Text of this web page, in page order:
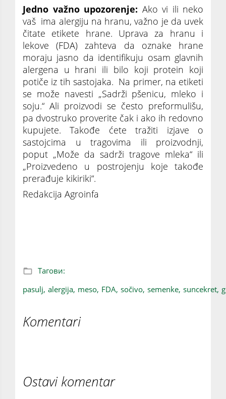
Jedno važno upozorenje: Ako vi ili neko
vaš ima alergiju na hranu, važno je da uvek
čitate etikete hrane. Uprava za hranu i
lekove (FDA) zahteva da oznake hrane
moraju jasno da identifikuju osam glavnih
alergena u hrani ili bilo koji protein koji
potiče iz tih sastojaka. Na primer, na etiketi
se može navesti „Sadrži pšenicu, mleko i
soju.“ Ali proizvodi se često preformulišu,
pa dvostruko proverite čak i ako ih redovno
kupujete. Takođe ćete tražiti izjave o
sastojcima u tragovima ili proizvodnji,
poput „Može da sadrži tragove mleka“ ili
„Proizvedeno u postrojenju koje takođe
prerađuje kikiriki“.
Redakcija Agroinfa
Тагови:
pasulj, alergija, meso, FDA, sočivo, semenke, suncekret,
Komentari
Ostavi komentar